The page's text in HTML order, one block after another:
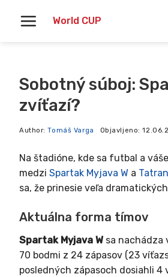
World CUP
Sobotný súboj:
zvíťazí?
Author:Tomáš Varga Objavljeno:
Na štadióne, kde sa futbal a
medzi Spartak Myjava W a
sa, že prinesie veľa
Aktuálna forma tímov
Spartak Myjava W sa nachádza
70 bodmi z 24 zápasov (23
posledných zápasoch dosiahli